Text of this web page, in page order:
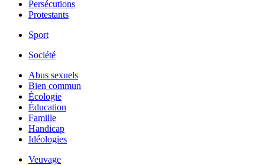
Persécutions
Protestants
Sport
Société
Abus sexuels
Bien commun
Écologie
Éducation
Famille
Handicap
Idéologies
Veuvage